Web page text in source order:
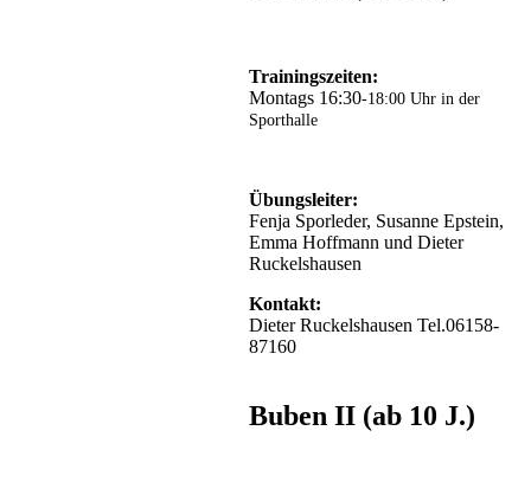
Trainingszeiten:
Montags 16:30-18:00 Uhr in der
Sporthalle
Übungsleiter:
Fenja Sporleder, Susanne Epstein,
Emma Hoffmann und Dieter
Ruckelshausen
Kontakt:
Dieter Ruckelshausen Tel.06158-
87160
Buben II (ab 10 J.)